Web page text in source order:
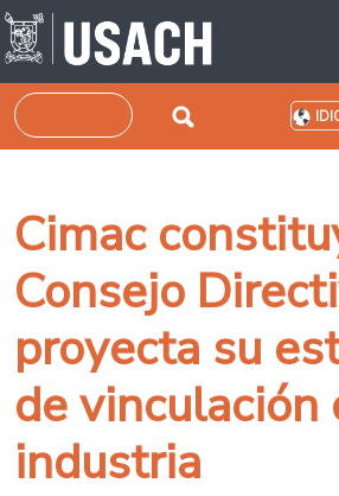
Pasar al contenido principal
Buscar
Cimac
Consejo
proyecta su
de vinculación
industria